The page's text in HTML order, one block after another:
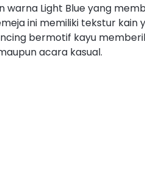
warna Light Blue yang
ini memiliki tekstur
bermotif kayu
acara kasual.